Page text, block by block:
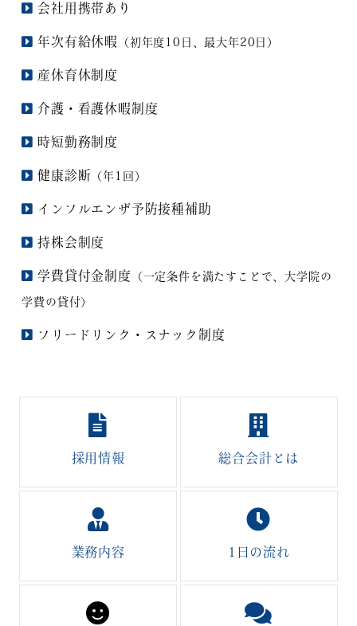
会社用携帯あり
年次有給休暇 （初年度10日、最大年20日）
産休育休制度
介護・看護休暇制度
時短勤務制度
健康診断 （年1回）
インフルエンザ予防接種補助
持株会制度
学費貸付金制度 （一定条件を満たすことで、大学院の
学費の貸付）
フリードリンク・スナック制度
採用情報 総合会計とは
業務内容 1日の流れ